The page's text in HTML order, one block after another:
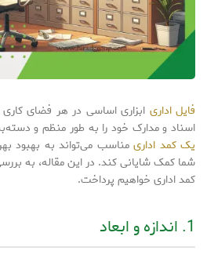
فایل اداری ابزاری اساسی در هر فضای
اسناد و مدارک خود را به طور منظم و
یک کمد اداریمناسب می‌تواند به بهبود
شما کمک شایانی کند. در این مقاله، به
کمد اداری خواهیم پرداخت.
1. اندازه و ابعاد